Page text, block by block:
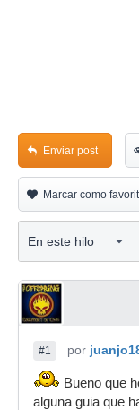
Enviar post
Marcar como
#1 por
Bueno que
alguna guia que